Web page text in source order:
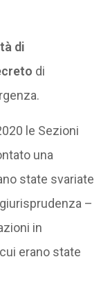
di
di
le Sezioni
una
state svariate
–
in
erano state